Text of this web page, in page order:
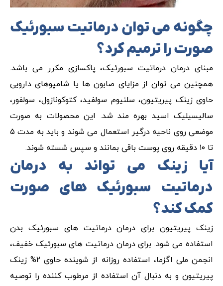
چگونه می توان درماتیت سبورئیک
صورت را ترمیم کرد؟
مبنای درمان درماتیت سبورئیک، پاکسازی مکرر می باشد.
همچنین می توان از مزایای صابون ها یا شامپوهای دارویی
حاوی زینک پیریتیون، سلنیوم سولفید، کتوکونازول، سولفور،
سالیسیلیک اسید بهره مند شد. این محصولات به صورت
موضعی روی ناحیه درگیر استعمال می شوند و باید به مدت ۵
تا ۱۰ دقیقه روی پوست باقی بمانند و سپس شسته شوند.
آیا زینک می تواند به درمان
درماتیت سبورئیک های صورت
کمک کند؟
زینک پیریتیون برای درمان درماتیت های سبورئیک بدن
استفاده می شود. برای درمان درماتیت های سبورئیک خفیف،
انجمن ملی اگزما، استفاده روزانه از شوینده حاوی ۲% زینک
پیریتیون و به دنبال آن استفاده از مرطوب کننده را توصیه